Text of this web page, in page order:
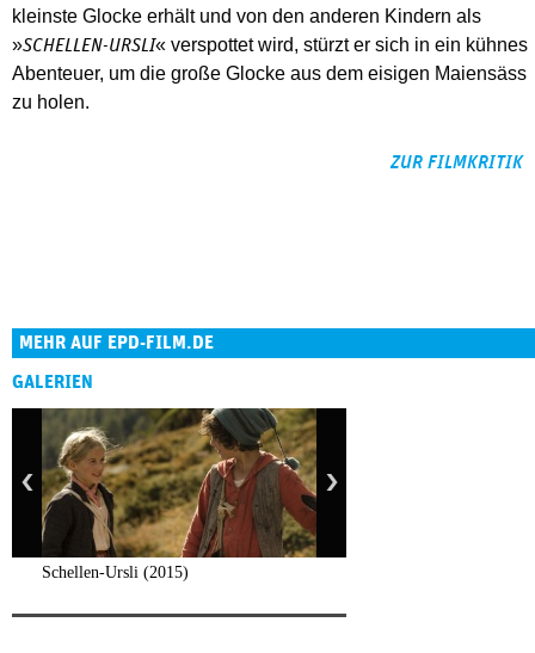
kleinste Glocke erhält und von den anderen Kindern als
»SCHELLEN-URSLI« verspottet wird, stürzt er sich in ein kühnes
Abenteuer, um die große Glocke aus dem eisigen Maiensäss
zu holen.
ZUR FILMKRITIK
MEHR AUF EPD-FILM.DE
GALERIEN
Schellen-Ursli (2015)